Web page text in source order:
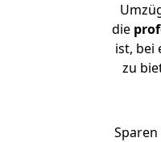
die
ist, bei
zu